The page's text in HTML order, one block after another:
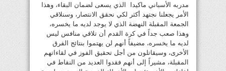
مدربه الأسباني ماكيدا الذي يسعى لضمان البقاء، وهذا
الأمر يجعلنا نجتهد أكثر لكي نحقق الانتصار، وسنلاقي
الجمعة المقبلة النهضة الذي لا يوجد لديه ما يخسره،
وهذا صعب جداً في كرة القدم أن تلاقي منافس ليس
لديه ما يخسره، مضيفاً أنهم لن يهتموا بنتائج الفرق
الأخرى، وسيقاتلون من أجل تحقيق الفوز في لقاءاتهم
المقبلة، مشيراً إلى أنهم فقدوا العديد من النقاط في